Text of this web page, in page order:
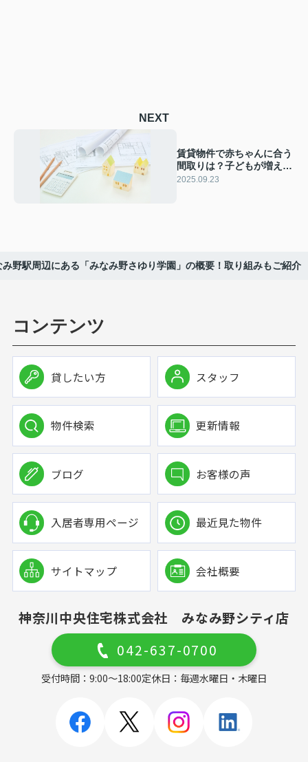
NEXT
賃貸物件で赤ちゃんに合う
間取りは？子どもが増える
場合の選び方も解説
2025.09.23
み野駅周辺にある「みなみ野さゆり学園」の概要！取り組みもご紹介
コンテンツ
貸したい方 スタッフ
物件検索 更新情報
ブログ お客様の声
入居者専用ページ 最近見た物件
サイトマップ 会社概要
神奈川中央住宅株式会社 みなみ野シティ店
042-637-0700
受付時間：9:00～18:00定休日：毎週水曜日・木曜日